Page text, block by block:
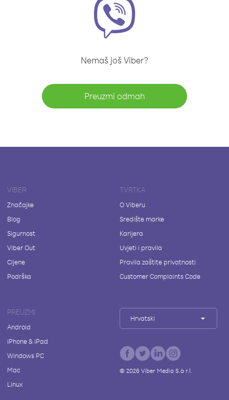
Nemaš još Viber?
Preuzmi odmah
VIBER
Značajke
Blog
Sigurnost
Viber Out
Cijene
Podrška
TVRTKA
O Viberu
Središte marke
Karijera
Uvjeti i pravila
Pravila zaštite privatnosti
Customer Complaints Code
PREUZMI
Android
iPhone & iPad
Windows PC
Mac
Linux
Hrvatski
© 2026Viber Media S.à r.l.